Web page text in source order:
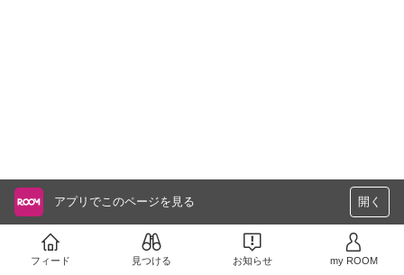
アプリでこのページを見る 開く
フィード 見つける お知らせ my ROOM